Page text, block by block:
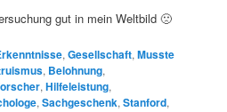
gut in mein Weltbild 🙁
,Gesellschaft,Musste
, Belohnung,
,Hilfeleistung,
,Sachgeschenk,Stanford,